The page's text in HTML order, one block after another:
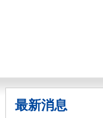
最新消息